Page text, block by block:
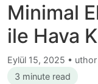
Minimal
ile Hava
Eylül 15, 2025 • uthor
3 minute read